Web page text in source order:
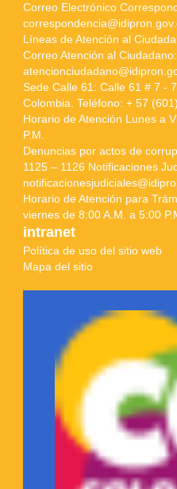
Correo Electrónico
Líneas de Atención al
Correo Atención al Ciudadano:
Sede Calle 61: Calle 61 # 7 -
Colombia. Teléfono: + 57
Horario de Atención Lunes a
P.M.
Denuncias por actos de
1125 – 1126 Notificaciones
Horario de Atención para
viernes de 8:00 A.M. a 5:00
intranet
Política de uso del sitio web
Mapa del sitio